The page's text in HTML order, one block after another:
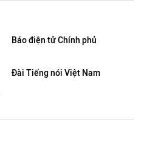
Báo điện tử Chính phủ
Đài Tiếng nói Việt Nam